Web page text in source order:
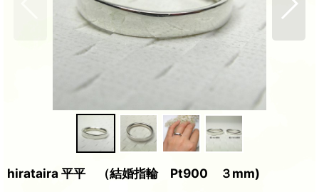
hirataira 平平 （結婚指輪 Pt900 ３mm)